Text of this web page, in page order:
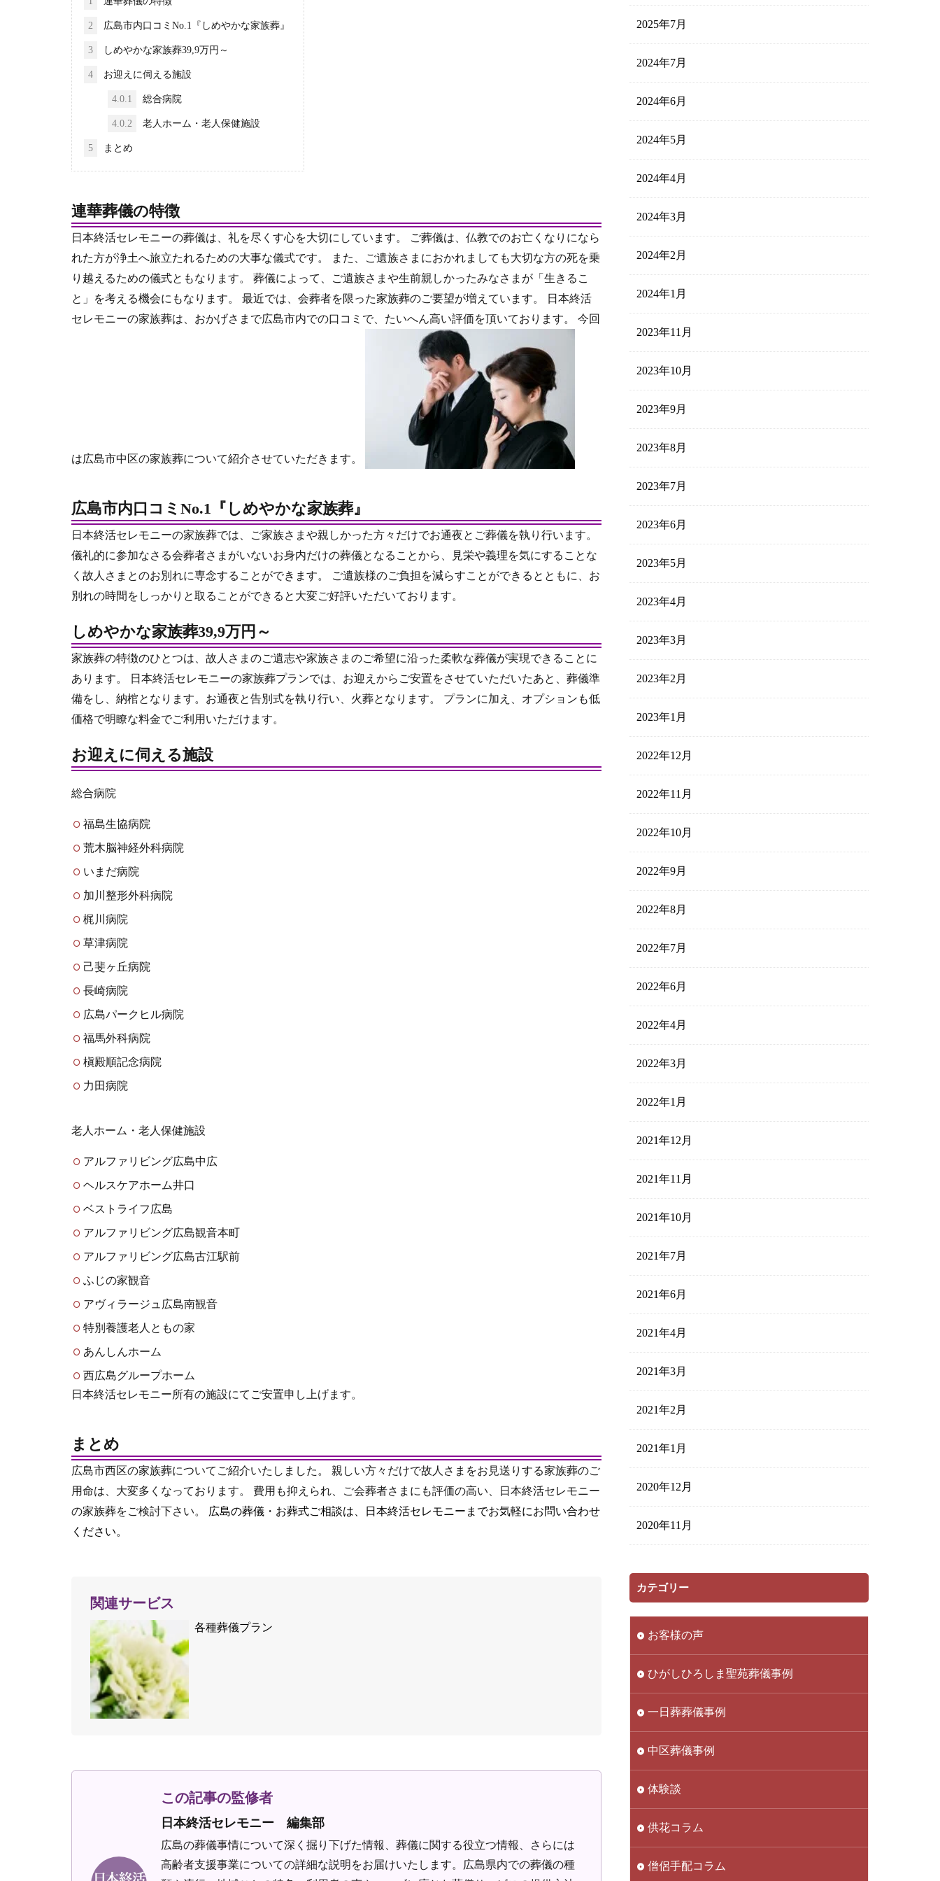
2 広島市内口コミNo.1『しめやかな家族葬』
3 しめやかな家族葬39,9万円～
4 お迎えに伺える施設
4.0.1 総合病院
4.0.2 老人ホーム・老人保健施設
5 まとめ
連華葬儀の特徴
日本終活セレモニーの葬儀は、礼を尽くす心を大切にしています。 ご葬儀は、仏教でのお亡くなりになら
れた方が浄土へ旅立たれるための大事な儀式です。 また、ご遺族さまにおかれましても大切な方の死を乗
り越えるための儀式ともなります。 葬儀によって、ご遺族さまや生前親しかったみなさまが「生きるこ
と」を考える機会にもなります。 最近では、会葬者を限った家族葬のご要望が増えています。 日本終活
セレモニーの家族葬は、おかげさまで広島市内での口コミで、たいへん高い評価を頂いております。 今回
は広島市中区の家族葬について紹介させていただきます。
広島市内口コミNo.1『しめやかな家族葬』
日本終活セレモニーの家族葬では、ご家族さまや親しかった方々だけでお通夜とご葬儀を執り行います。
儀礼的に参加なさる会葬者さまがいないお身内だけの葬儀となることから、見栄や義理を気にすることな
く故人さまとのお別れに専念することができます。 ご遺族様のご負担を減らすことができるとともに、お
別れの時間をしっかりと取ることができると大変ご好評いただいております。
しめやかな家族葬39,9万円～
家族葬の特徴のひとつは、故人さまのご遺志や家族さまのご希望に沿った柔軟な葬儀が実現できることに
あります。 日本終活セレモニーの家族葬プランでは、お迎えからご安置をさせていただいたあと、葬儀準
備をし、納棺となります。お通夜と告別式を執り行い、火葬となります。 プランに加え、オプションも低
価格で明瞭な料金でご利用いただけます。
お迎えに伺える施設
総合病院
福島生協病院
荒木脳神経外科病院
いまだ病院
加川整形外科病院
梶川病院
草津病院
己斐ヶ丘病院
長崎病院
広島パークヒル病院
福馬外科病院
槇殿順記念病院
力田病院
老人ホーム・老人保健施設
アルファリビング広島中広
ヘルスケアホーム井口
ベストライフ広島
アルファリビング広島観音本町
アルファリビング広島古江駅前
ふじの家観音
アヴィラージュ広島南観音
特別養護老人ともの家
あんしんホーム
西広島グループホーム
日本終活セレモニー所有の施設にてご安置申し上げます。
まとめ
広島市西区の家族葬についてご紹介いたしました。 親しい方々だけで故人さまをお見送りする家族葬のご
用命は、大変多くなっております。 費用も抑えられ、ご会葬者さまにも評価の高い、日本終活セレモニー
の家族葬をご検討下さい。
広島の葬儀・お葬式ご相談は、日本終活セレモニーまでお気軽にお問い合わせ
ください。
関連サービス
各種葬儀プラン
この記事の監修者
日本終活セレモニー 編集部
広島の葬儀事情について深く掘り下げた情報、葬儀に関する役立つ情報、さらには
高齢者支援事業についての詳細な説明をお届けいたします。広島県内での葬儀の種
2025年7月
2024年7月
2024年6月
2024年5月
2024年4月
2024年3月
2024年2月
2024年1月
2023年11月
2023年10月
2023年9月
2023年8月
2023年7月
2023年6月
2023年5月
2023年4月
2023年3月
2023年2月
2023年1月
2022年12月
2022年11月
2022年10月
2022年9月
2022年8月
2022年7月
2022年6月
2022年4月
2022年3月
2022年1月
2021年12月
2021年11月
2021年10月
2021年7月
2021年6月
2021年4月
2021年3月
2021年2月
2021年1月
2020年12月
2020年11月
カテゴリー
お客様の声
ひがしひろしま聖苑葬儀事例
一日葬葬儀事例
中区葬儀事例
体験談
供花コラム
僧侶手配コラム